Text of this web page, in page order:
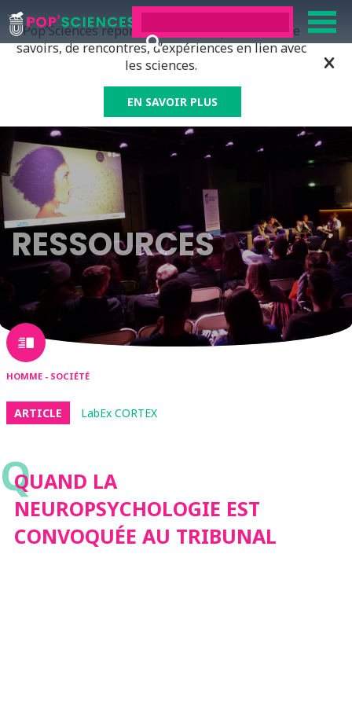
Pop’Sciences répond à tous ceux qui ont soif de
savoirs, de rencontres, d’expériences en lien avec
les sciences.
EN SAVOIR PLUS
RESSOURCES
HOMME - SOCIÉTÉ
ARTICLE LabEx CORTEX
Q
QUAND LA
NEUROPSYCHOLOGIE EST
CONVOQUÉE AU TRIBUNAL